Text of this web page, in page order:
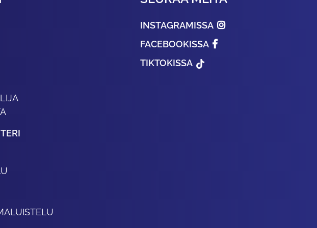
INSTAGRAMISSA
FACEBOOKISSA
TIKTOKISSA